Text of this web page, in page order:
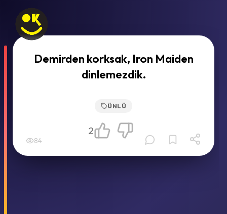
Demirden korksak, Iron Maiden
dinlemezdik.
ÜNLÜ
84
2